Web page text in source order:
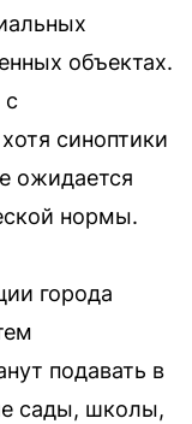
объектах.
с
синоптики
ожидается
нормы.
города
подавать в
сады, школы,